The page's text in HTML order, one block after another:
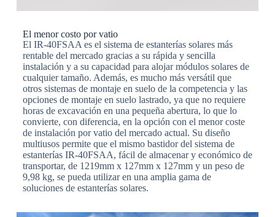
El menor costo por vatio
El IR-40FSAA es el sistema de estanterías solares más
rentable del mercado gracias a su rápida y sencilla
instalación y a su capacidad para alojar módulos solares de
cualquier tamaño. Además, es mucho más versátil que
otros sistemas de montaje en suelo de la competencia y las
opciones de montaje en suelo lastrado, ya que no requiere
horas de excavación en una pequeña abertura, lo que lo
convierte, con diferencia, en la opción con el menor coste
de instalación por vatio del mercado actual. Su diseño
multiusos permite que el mismo bastidor del sistema de
estanterías IR-40FSAA, fácil de almacenar y económico de
transportar, de 1219mm x 127mm x 127mm y un peso de
9,98 kg, se pueda utilizar en una amplia gama de
soluciones de estanterías solares.